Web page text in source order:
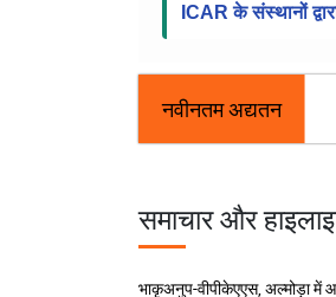
ICAR के संस्थानों
नवीनतम अद्यतन
समाचार और
भाकृअनुप-वीपीकेएएस, अल्मोड़ा में
अधिकारियों हेतु 'पर्वतीय कृषि एवं